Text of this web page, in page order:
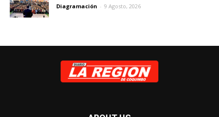
Diagramación - 9 Agosto, 2026